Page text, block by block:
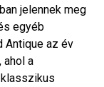
jelennek meg
egyéb
Antique az év
a